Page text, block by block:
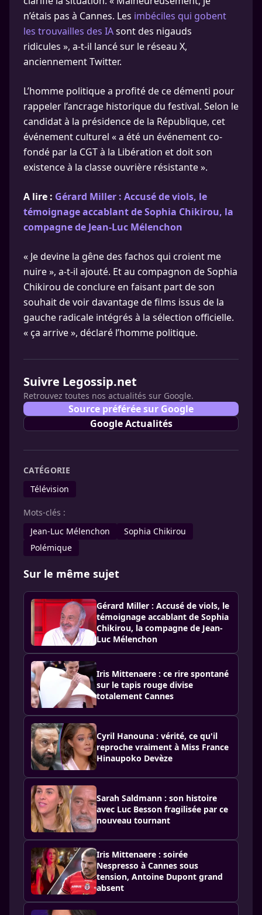
n’étais pas à Cannes. Les imbéciles qui gobent
les trouvailles des IAsont des nigauds
ridicules », a-t-il lancé sur le réseau X,
anciennement Twitter.
L’homme politique a profité de ce démenti pour
rappeler l’ancrage historique du festival. Selon le
candidat à la présidence de la République, cet
événement culturel « a été un événement co-
fondé par la CGT à la Libération et doit son
existence à la classe ouvrière résistante ».
A lire : Gérard Miller : Accusé de viols, le
témoignage accablant de Sophia Chikirou, la
compagne de Jean-Luc Mélenchon
« Je devine la gêne des fachos qui croient me
nuire », a-t-il ajouté. Et au compagnon de Sophia
Chikirou de conclure en faisant part de son
souhait de voir davantage de films issus de la
gauche radicale intégrés à la sélection officielle.
« ça arrive », déclaré l’homme politique.
Suivre Legossip.net
Retrouvez toutes nos actualités sur Google.
Source préférée sur Google
Google Actualités
CATÉGORIE
Télévision
Mots-clés :
Jean-Luc Mélenchon
Sophia Chikirou
Polémique
Sur le même sujet
Gérard Miller : Accusé de viols, le
témoignage accablant de Sophia
Chikirou, la compagne de Jean-
Luc Mélenchon
Iris Mittenaere : ce rire spontané
sur le tapis rouge divise
totalement Cannes
Cyril Hanouna : vérité, ce qu'il
reproche vraiment à Miss France
Hinaupoko Devèze
Sarah Saldmann : son histoire
avec Luc Besson fragilisée par ce
nouveau tournant
Iris Mittenaere : soirée
Nespresso à Cannes sous
tension, Antoine Dupont grand
absent